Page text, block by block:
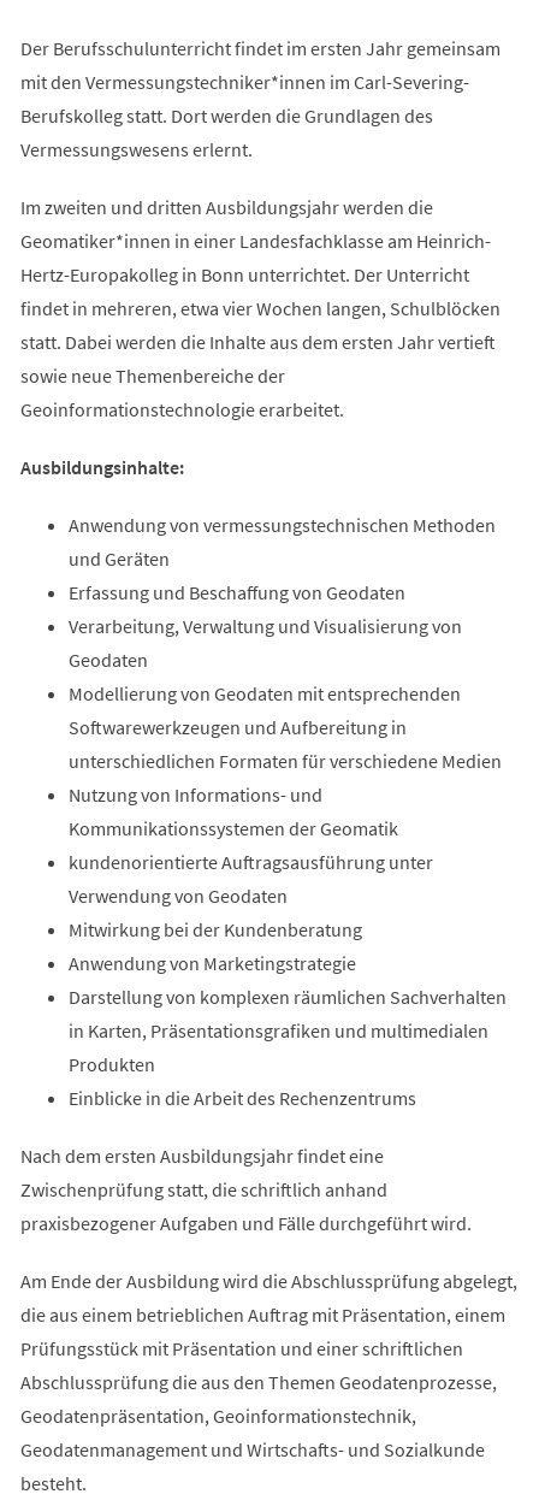
Der Berufsschulunterricht findet im ersten Jahr gemeinsam
mit den Vermessungstechniker*innen im Carl-Severing-
Berufskolleg statt. Dort werden die Grundlagen des
Vermessungswesens erlernt.
Im zweiten und dritten Ausbildungsjahr werden die
Geomatiker*innen in einer Landesfachklasse am Heinrich-
Hertz-Europakolleg in Bonn unterrichtet. Der Unterricht
findet in mehreren, etwa vier Wochen langen, Schulblöcken
statt. Dabei werden die Inhalte aus dem ersten Jahr vertieft
sowie neue Themenbereiche der
Geoinformationstechnologie erarbeitet.
Ausbildungsinhalte:
Anwendung von vermessungstechnischen Methoden
und Geräten
Erfassung und Beschaffung von Geodaten
Verarbeitung, Verwaltung und Visualisierung von
Geodaten
Modellierung von Geodaten mit entsprechenden
Softwarewerkzeugen und Aufbereitung in
unterschiedlichen Formaten für verschiedene Medien
Nutzung von Informations- und
Kommunikationssystemen der Geomatik
kundenorientierte Auftragsausführung unter
Verwendung von Geodaten
Mitwirkung bei der Kundenberatung
Anwendung von Marketingstrategie
Darstellung von komplexen räumlichen Sachverhalten
in Karten, Präsentationsgrafiken und multimedialen
Produkten
Einblicke in die Arbeit des Rechenzentrums
Nach dem ersten Ausbildungsjahr findet eine
Zwischenprüfung statt, die schriftlich anhand
praxisbezogener Aufgaben und Fälle durchgeführt wird.
Am Ende der Ausbildung wird die Abschlussprüfung abgelegt,
die aus einem betrieblichen Auftrag mit Präsentation, einem
Prüfungsstück mit Präsentation und einer schriftlichen
Abschlussprüfung die aus den Themen Geodatenprozesse,
Geodatenpräsentation, Geoinformationstechnik,
Geodatenmanagement und Wirtschafts- und Sozialkunde
besteht.